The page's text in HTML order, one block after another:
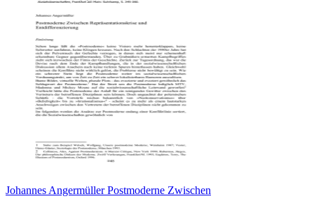
Johannes Angermüller Postmoderne Zwischen